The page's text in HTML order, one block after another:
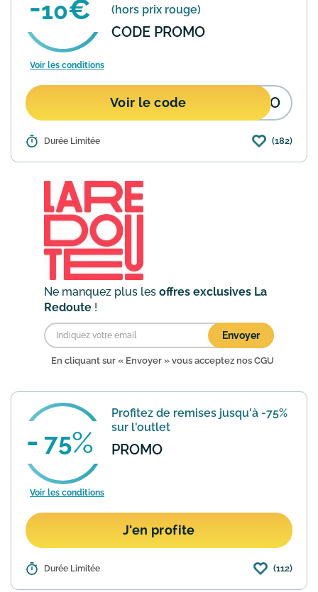
10
(hors prix rouge)
CODE PROMO
Voir les conditions
Voir le code OMO
Détails : 10 euros offerts dès 69 euros d'achats
rouges, Beauté et Bien-être,
Electroménager, trampoline...
plus
Durée Limitée (182)
Ne manquez plus les offres exclusives La
Redoute !
Envoyer
En cliquant sur « Envoyer » vous acceptez nos CGU
75
Profitez de remises jusqu'à -75%
sur l'outlet
PROMO
Voir les conditions
J'en profite
Détails : Si vous êtes fan de La Redoute, le site
Durée Limitée (112)